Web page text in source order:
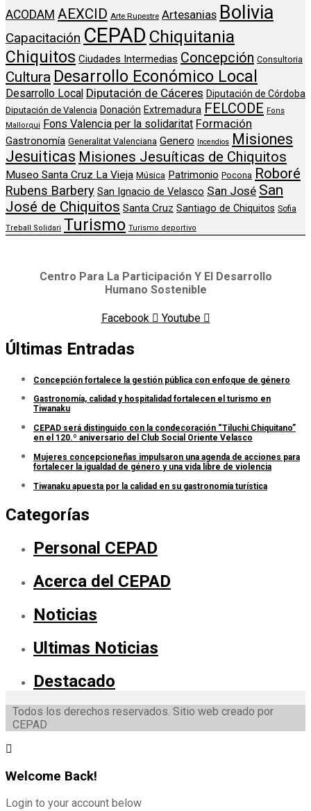
ACODAM AEXCID Arte Rupestre Artesanias Bolivia
Capacitación CEPAD Chiquitania
Chiquitos Ciudades Intermedias Concepción Consultoria
Cultura Desarrollo Económico Local
Desarrollo Local Diputación de Cáceres Diputación de Córdoba
Diputación de Valencia Donación Extremadura FELCODE Fons
Mallorqui Fons Valencia per la solidaritat Formación
Gastronomía Generalitat Valenciana Genero Incendios Misiones
Jesuiticas Misiones Jesuíticas de Chiquitos
Museo Santa Cruz La Vieja Música Patrimonio Pocona Roboré
Rubens Barbery San Ignacio de Velasco San José San
José de Chiquitos Santa Cruz Santiago de Chiquitos Sofia
Treball Solidari Turismo Turismo deportivo
Centro Para La Participación Y El Desarrollo
Humano Sostenible
Facebook Youtube
Últimas Entradas
Concepción fortalece la gestión pública con enfoque de género
Gastronomía, calidad y hospitalidad fortalecen el turismo en
Tiwanaku
CEPAD será distinguido con la condecoración “Tiluchi Chiquitano”
en el 120.º aniversario del Club Social Oriente Velasco
Mujeres concepcioneñas impulsaron una agenda de acciones para
fortalecer la igualdad de género y una vida libre de violencia
Tiwanaku apuesta por la calidad en su gastronomía turística
Categorías
Personal CEPAD
Acerca del CEPAD
Noticias
Ultimas Noticias
Destacado
Todos los derechos reservados. Sitio web creado por
CEPAD
Welcome Back!
Login to your account below